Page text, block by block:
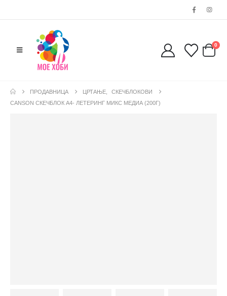
0
ПРОДАВНИЦА ЦРТАЊЕ
СКЕЧБЛОКОВИ
CANSON СКЕЧБЛОК А4- ЛЕТЕРИНГ МИКС МЕДИА (200Г)